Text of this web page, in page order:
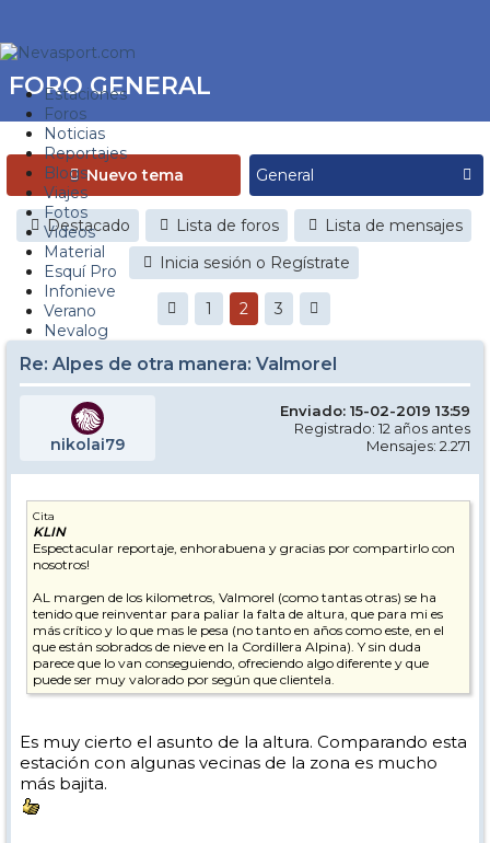
Estaciones
Foros
Noticias
Reportajes
Blogs
Viajes
Fotos
Videos
Material
Esquí Pro
Infonieve
Verano
Nevalog
FORO GENERAL
Nuevo tema
Destacado Lista de foros
Lista de mensajes
Inicia sesión o Regístrate
1 2 3
Re: Alpes de otra manera: Valmorel
nikolai79
Enviado: 15-02-2019 13:59
Registrado: 12 años antes
Mensajes: 2.271
Cita
KLIN
Espectacular reportaje, enhorabuena y gracias por compartirlo con
nosotros!
AL margen de los kilometros, Valmorel (como tantas otras) se ha
tenido que reinventar para paliar la falta de altura, que para mi es
más crítico y lo que mas le pesa (no tanto en años como este, en el
que están sobrados de nieve en la Cordillera Alpina). Y sin duda
parece que lo van conseguiendo, ofreciendo algo diferente y que
puede ser muy valorado por según que clientela.
Es muy cierto el asunto de la altura. Comparando esta
estación con algunas vecinas de la zona es mucho
más bajita.